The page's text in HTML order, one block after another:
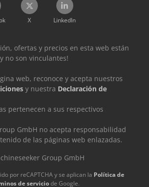
X LinkedIn
ofertas y precios en esta web están
no son vinculantes!
web, reconoce y acepta nuestros
y nuestra Declaración de
pertenecen a sus respectivos
GmbH no acepta responsabilidad
de las páginas web enlazadas.
Group GmbH
por reCAPTCHA y se aplican la Política de
de serviciode Google.